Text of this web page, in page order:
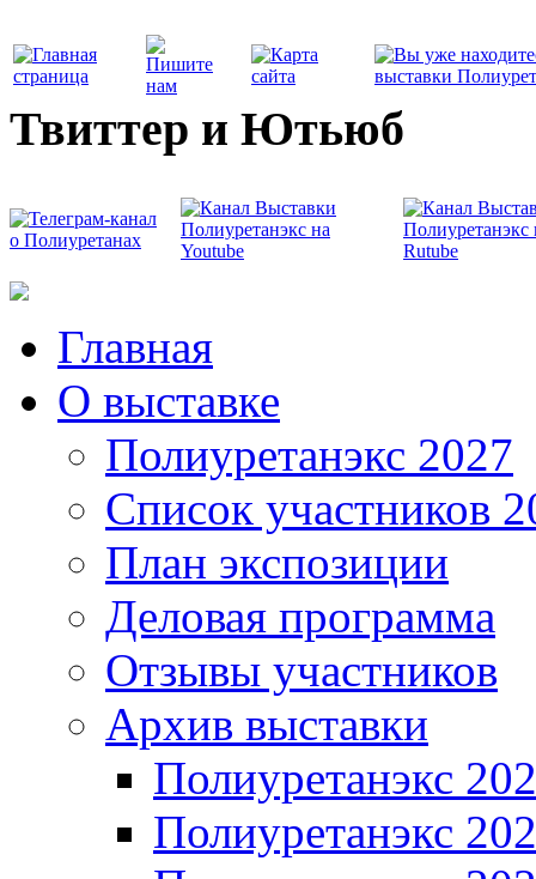
Твиттер и Ютьюб
Главная
О выставке
Полиуретанэкс 2027
Список участников
План экспозиции
Деловая программа
Отзывы участников
Архив выставки
Полиуретанэкс
Полиуретанэкс